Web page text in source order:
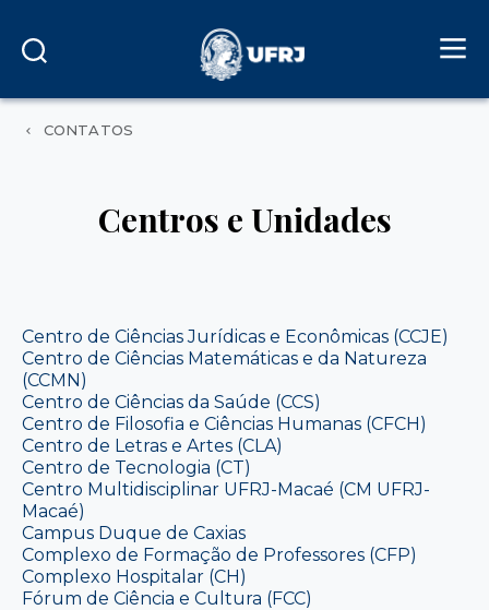
CONTATOS
Centros e Unidades
Centro de Ciências Jurídicas e Econômicas (CCJE)
Centro de Ciências Matemáticas e da Natureza
(CCMN)
Centro de Ciências da Saúde (CCS)
Centro de Filosofia e Ciências Humanas (CFCH)
Centro de Letras e Artes (CLA)
Centro de Tecnologia (CT)
Centro Multidisciplinar UFRJ-Macaé (CM UFRJ-
Macaé)
Campus Duque de Caxias
Complexo de Formação de Professores (CFP)
Complexo Hospitalar (CH)
Fórum de Ciência e Cultura (FCC)